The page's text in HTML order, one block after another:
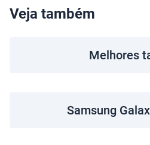
Veja também
Melhores
Samsung